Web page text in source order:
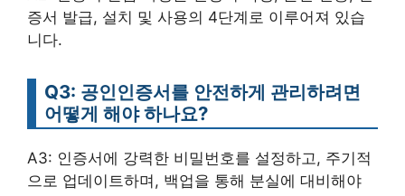
증서 발급, 설치 및 사용의 4단계로 이루어져 있습
니다.
Q3: 공인인증서를 안전하게 관리하려면
어떻게 해야 하나요?
A3: 인증서에 강력한 비밀번호를 설정하고, 주기적
으로 업데이트하며, 백업을 통해 분실에 대비해야